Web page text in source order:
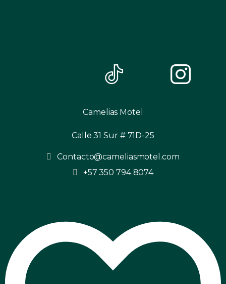
Camelias Motel
Calle 31 Sur # 71D-25
Contacto@cameliasmotel.com
+57 350 794 8074